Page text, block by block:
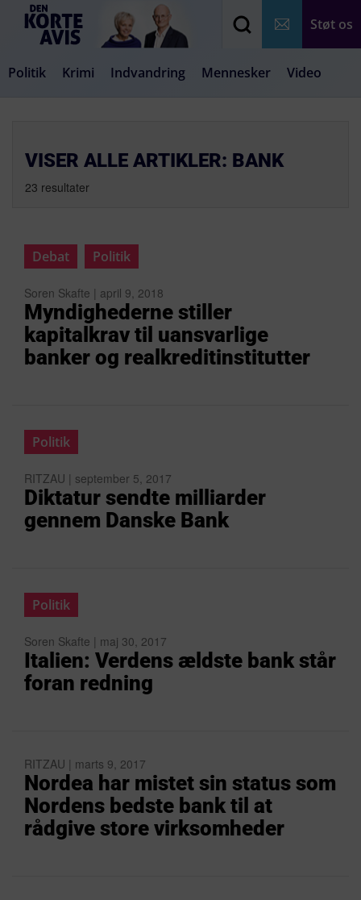
Støt os
Politik Krimi Indvandring Mennesker Video
VISER ALLE ARTIKLER: BANK
23 resultater
Debat Politik
Soren Skafte | april 9, 2018
Myndighederne stiller
kapitalkrav til uansvarlige
banker og realkreditinstitutter
Politik
RITZAU | september 5, 2017
Diktatur sendte milliarder
gennem Danske Bank
Politik
Soren Skafte | maj 30, 2017
Italien: Verdens ældste bank står
foran redning
RITZAU | marts 9, 2017
Nordea har mistet sin status som
Nordens bedste bank til at
rådgive store virksomheder